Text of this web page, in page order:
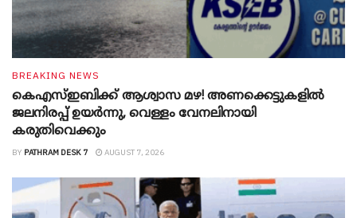
BREAKING NEWS
കെഎസ്ഇബിക്ക് ആശ്വാസ മഴ! അണക്കെട്ടുകളിൽ
ജലനിരപ്പ് ഉയർന്നു, വെള്ളം വേനലിനായി
കരുതിവെക്കും
BY PATHRAM DESK 7 AUGUST 7, 2026